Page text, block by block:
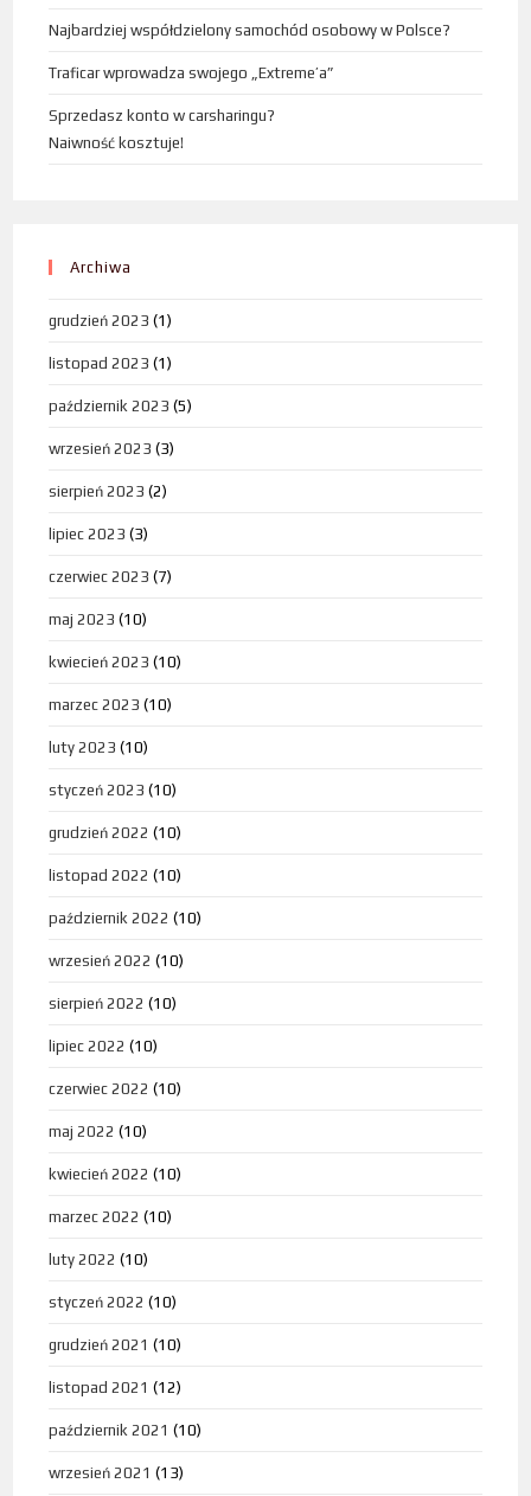
Najbardziej współdzielony samochód osobowy w Polsce?
Traficar wprowadza swojego „Extreme’a”
Sprzedasz konto w carsharingu?
Naiwność kosztuje!
Archiwa
grudzień 2023 (1)
listopad 2023 (1)
październik 2023 (5)
wrzesień 2023 (3)
sierpień 2023 (2)
lipiec 2023 (3)
czerwiec 2023 (7)
maj 2023 (10)
kwiecień 2023 (10)
marzec 2023 (10)
luty 2023 (10)
styczeń 2023 (10)
grudzień 2022 (10)
listopad 2022 (10)
październik 2022 (10)
wrzesień 2022 (10)
sierpień 2022 (10)
lipiec 2022 (10)
czerwiec 2022 (10)
maj 2022 (10)
kwiecień 2022 (10)
marzec 2022 (10)
luty 2022 (10)
styczeń 2022 (10)
grudzień 2021 (10)
listopad 2021 (12)
październik 2021 (10)
wrzesień 2021 (13)